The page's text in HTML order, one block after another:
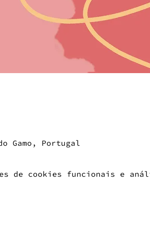
Gamo, Portugal
de cookies funcionais e